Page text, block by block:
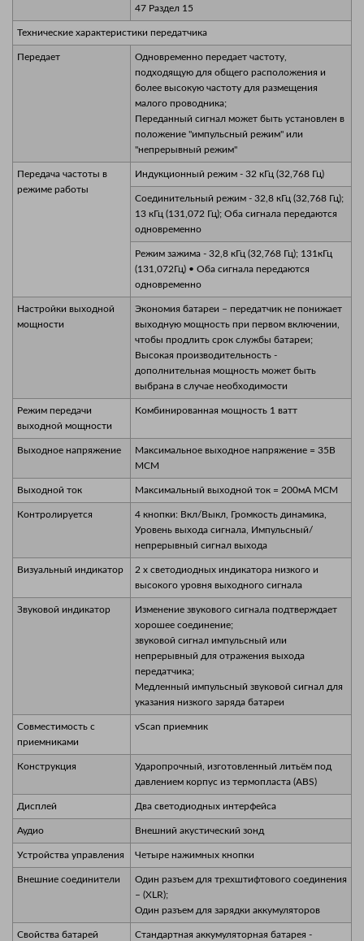
47 Раздел 15
Технические характеристики передатчика
Передает
Одновременно передает частоту,
подходящую для общего расположения и
более высокую частоту для размещения
малого проводника;
Переданный сигнал может быть установлен в
положение "импульсный режим" или
"непрерывный режим"
Передача частоты в
режиме работы
Индукционный режим - 32 кГц (32,768 Гц)
Соединительный режим - 32,8 кГц (32,768 Гц);
13 кГц (131,072 Гц); Оба сигнала передаются
одновременно
Режим зажима - 32,8 кГц (32,768 Гц); 131кГц
(131,072Гц) • Оба сигнала передаются
одновременно
Настройки выходной
мощности
Экономия батареи – передатчик не понижает
выходную мощность при первом включении,
чтобы продлить срок службы батареи;
Высокая производительность -
дополнительная мощность может быть
выбрана в случае необходимости
Режим передачи
выходной мощности
Комбинированная мощность 1 ватт
Выходное напряжение
Максимальное выходное напряжение = 35В
МСМ
Выходной ток Максимальный выходной ток = 200мА МСМ
Контролируется
4 кнопки: Вкл/Выкл, Громкость динамика,
Уровень выхода сигнала, Импульсный/
непрерывный сигнал выхода
Визуальный индикатор
2 x светодиодных индикатора низкого и
высокого уровня выходного сигнала
Звуковой индикатор
Изменение звукового сигнала подтверждает
хорошее соединение;
звуковой сигнал импульсный или
непрерывный для отражения выхода
передатчика;
Медленный импульсный звуковой сигнал для
указания низкого заряда батареи
Совместимость с
приемниками
vScan приемник
Конструкция
Ударопрочный, изготовленный литьём под
давлением корпус из термопласта (ABS)
Дисплей Два светодиодных интерфейса
Аудио Внешний акустический зонд
Устройства управления Четыре нажимных кнопки
Внешние соединители
Один разъем для трехштифтового соединения
– (XLR);
Один разъем для зарядки аккумуляторов
Свойства батарей
Стандартная аккумуляторная батарея -